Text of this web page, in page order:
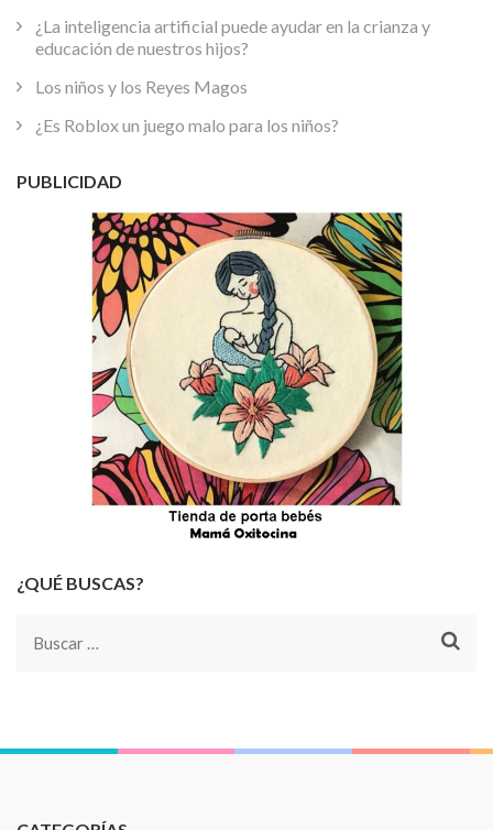
¿La inteligencia artificial puede ayudar en la crianza y
educación de nuestros hijos?
Los niños y los Reyes Magos
¿Es Roblox un juego malo para los niños?
PUBLICIDAD
¿QUÉ BUSCAS?
Buscar: